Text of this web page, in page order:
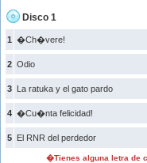
Disco 1
1 �Ch�vere!
2 Odio
3 La ratuka y el gato pardo
4 �Cu�nta felicidad!
5 El RNR del perdedor
�Tienes alguna letra de